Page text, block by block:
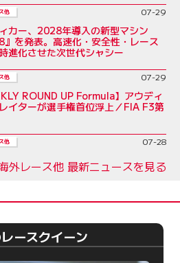
他 07-29
カー、2028年導入の新型マシン
』を発表。高速化・安全性・レース
進化させた次世代シャシー
他 07-29
ROUND UP Formula】アウディ
イターが選手権首位浮上／FIA F3第
他 07-28
外レース他 最新ニュースを見る
ースクイーン